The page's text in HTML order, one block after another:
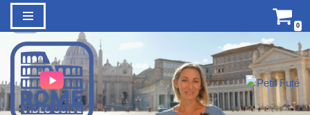
Aller
au
contenu
0